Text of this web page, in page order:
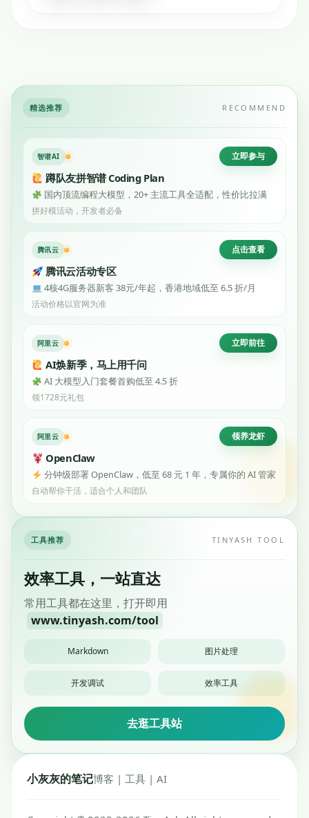
精选推荐 RECOMMEND
智谱AI 立即参与
蹲队友拼智谱 Coding Plan
国内顶流编程大模型，20+ 主流工具全适配，性价比拉满
拼好模活动，开发者必备
腾讯云 点击查看
腾讯云活动专区
4核4G服务器新客 38元/年起，香港地域低至 6.5 折/月
活动价格以官网为准
阿里云 立即前往
AI焕新季，马上用千问
AI 大模型入门套餐首购低至 4.5 折
领1728元礼包
阿里云 领养龙虾
OpenClaw
分钟级部署 OpenClaw，低至 68 元 1 年，专属你的 AI 管家
自动帮你干活，适合个人和团队
工具推荐 TINYASH TOOL
效率工具，一站直达
常用工具都在这里，打开即用
www.tinyash.com/tool
Markdown 图片处理
开发调试 效率工具
去逛工具站
小灰灰的笔记博客 | 工具 | AI